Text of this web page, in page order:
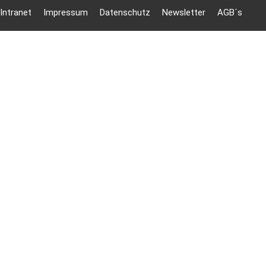
Intranet Impressum Datenschutz Newsletter AGB´s